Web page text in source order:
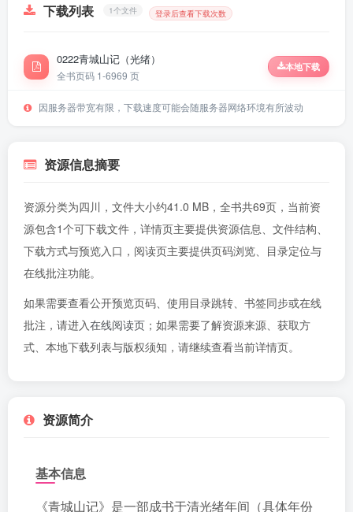
下载列表 1个文件 登录后查看下载次数
0222青城山记（光绪）
全书页码 1-6969 页
本地下载
因服务器带宽有限，下载速度可能会随服务器网络环境有所波动
资源信息摘要
资源分类为四川，文件大小约41.0 MB，全书共69页，当前资
源包含1个可下载文件，详情页主要提供资源信息、文件结构、
下载方式与预览入口，阅读页主要提供页码浏览、目录定位与
在线批注功能。
如果需要查看公开预览页码、使用目录跳转、书签同步或在线
批注，请进入在线阅读页 ；如果需要了解资源来源、获取方
式、本地下载列表与版权须知，请继续查看当前详情页。
资源简介
基本信息
《青城山记》是一部成书于清光绪年间（具体年份